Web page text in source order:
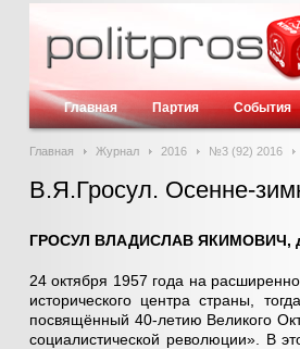
Главная Партия События
Главная Журнал 2016 №3 (92) 2016
В.Я.Гросул. Осенне-
ГРОСУЛ ВЛАДИСЛАВ ЯКИМОВИЧ,
24 октября 1957 года на
исторического центра страны,
посвящённый 40-летию Великого
социалистической революции». В